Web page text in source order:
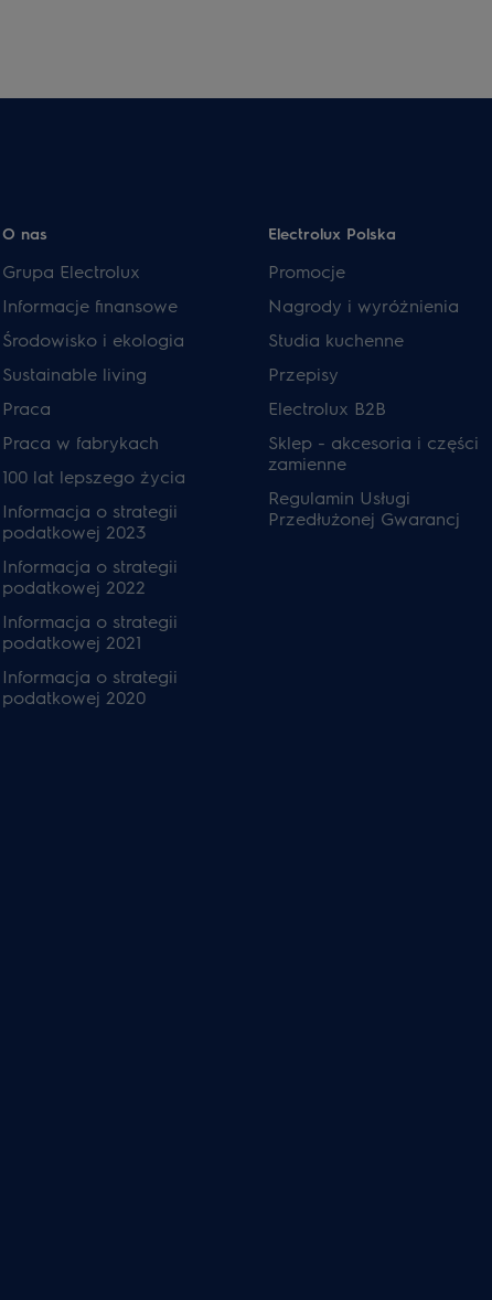
O nas
Grupa Electrolux
Informacje finansowe
Środowisko i ekologia
Sustainable living
Praca
Praca w fabrykach
100 lat lepszego życia
Informacja o strategii
podatkowej 2023
Informacja o strategii
podatkowej 2022
Informacja o strategii
podatkowej 2021
Informacja o strategii
podatkowej 2020
Electrolux Polska
Promocje
Nagrody i wyróżnienia
Studia kuchenne
Przepisy
Electrolux B2B
Sklep - akcesoria i części
zamienne
Regulamin Usługi
Przedłużonej Gwarancj